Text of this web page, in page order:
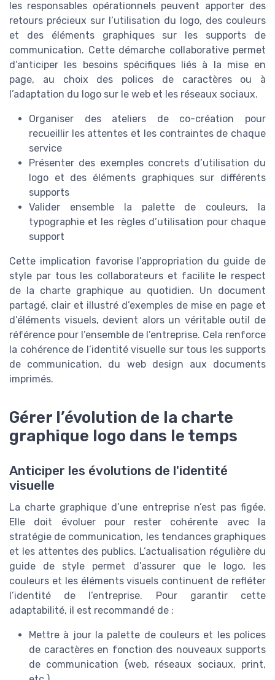
les responsables opérationnels peuvent apporter des
retours précieux sur l’utilisation du logo, des couleurs
et des éléments graphiques sur les supports de
communication. Cette démarche collaborative permet
d’anticiper les besoins spécifiques liés à la mise en
page, au choix des polices de caractères ou à
l’adaptation du logo sur le web et les réseaux sociaux.
Organiser des ateliers de co-création pour
recueillir les attentes et les contraintes de chaque
service
Présenter des exemples concrets d’utilisation du
logo et des éléments graphiques sur différents
supports
Valider ensemble la palette de couleurs, la
typographie et les règles d’utilisation pour chaque
support
Cette implication favorise l’appropriation du guide de
style par tous les collaborateurs et facilite le respect
de la charte graphique au quotidien. Un document
partagé, clair et illustré d’exemples de mise en page et
d’éléments visuels, devient alors un véritable outil de
référence pour l’ensemble de l’entreprise. Cela renforce
la cohérence de l’identité visuelle sur tous les supports
de communication, du web design aux documents
imprimés.
Gérer l’évolution de la charte
graphique logo dans le temps
Anticiper les évolutions de l'identité
visuelle
La charte graphique d’une entreprise n’est pas figée.
Elle doit évoluer pour rester cohérente avec la
stratégie de communication, les tendances graphiques
et les attentes des publics. L’actualisation régulière du
guide de style permet d’assurer que le logo, les
couleurs et les éléments visuels continuent de refléter
l’identité de l’entreprise. Pour garantir cette
adaptabilité, il est recommandé de :
Mettre à jour la palette de couleurs et les polices
de caractères en fonction des nouveaux supports
de communication (web, réseaux sociaux, print,